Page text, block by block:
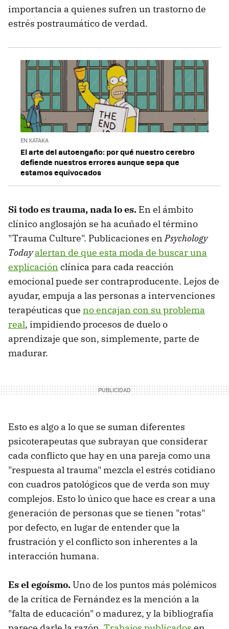
importancia a quienes sufren un trastorno de
estrés postraumático de verdad.
EN XATAKA
El arte del autoengaño: por qué nuestro cerebro
defiende nuestros errores aunque sepa que
estamos equivocados
Si todo es trauma, nada lo es. En el ámbito
clínico anglosajón se ha acuñado el término
"Trauma Culture". Publicaciones enPsychology
Today alertan de que esta moda de buscar una
explicación clínica para cada reacción
emocional puede ser contraproducente. Lejos de
ayudar, empuja a las personas a intervenciones
terapéuticas que no encajan con su problema
real, impidiendo procesos de duelo o
aprendizaje que son, simplemente, parte de
madurar.
Esto es algo a lo que se suman diferentes
psicoterapeutas que subrayan que considerar
cada conflicto que hay en una pareja como una
"respuesta al trauma" mezcla el estrés cotidiano
con cuadros patológicos que de verda son muy
complejos. Esto lo único que hace es crear a una
generación de personas que se tienen "rotas"
por defecto, en lugar de entender que la
frustración y el conflicto son inherentes a la
interacción humana.
Es el egoísmo.Uno de los puntos más polémicos
de la crítica de Fernández es la mención a la
"falta de educación" o madurez, y la bibliografía